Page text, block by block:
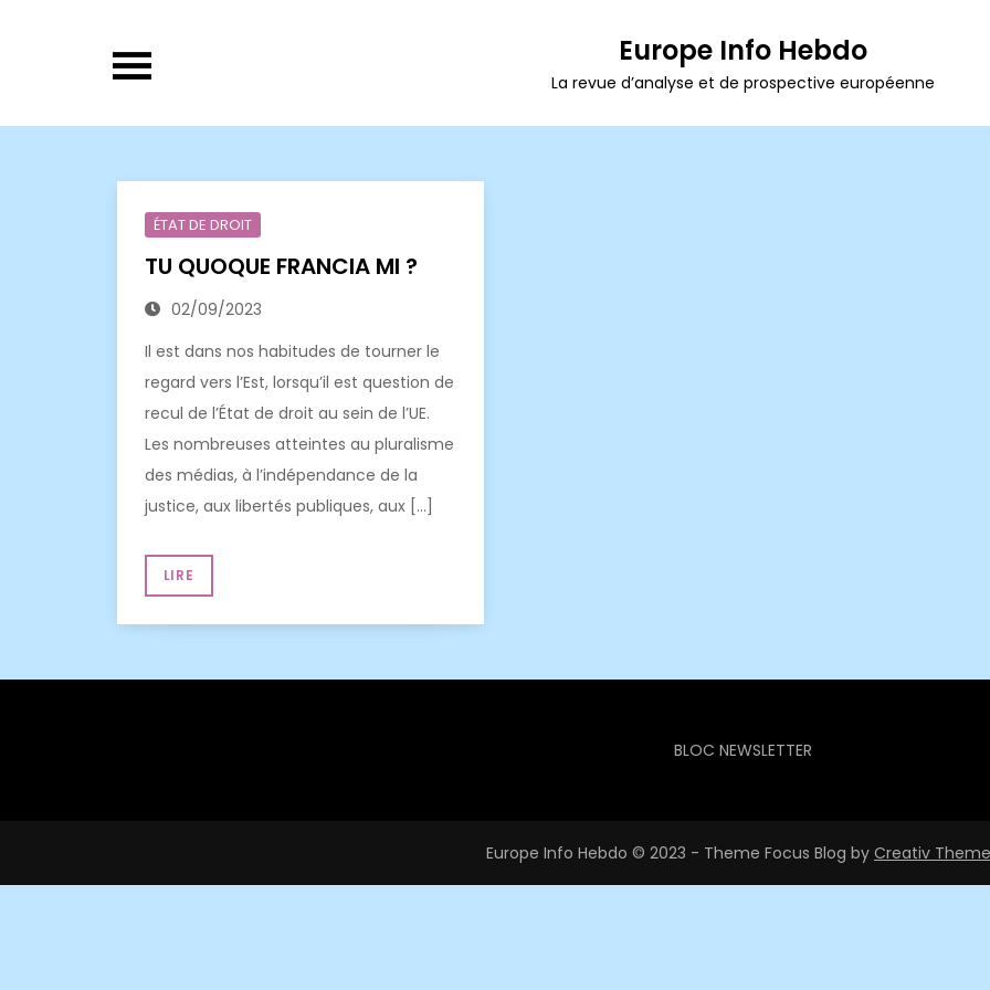
Europe Info Hebdo
La revue d’analyse et de prospective européenne
ÉTAT DE DROIT
TU QUOQUE FRANCIA MI ?
02/09/2023
Il est dans nos habitudes de tourner le
regard vers l’Est, lorsqu’il est question de
recul de l’État de droit au sein de l’UE.
Les nombreuses atteintes au pluralisme
des médias, à l’indépendance de la
justice, aux libertés publiques, aux […]
LIRE
BLOC NEWSLETTER
Europe Info Hebdo © 2023 - Theme Focus Blog by Creativ